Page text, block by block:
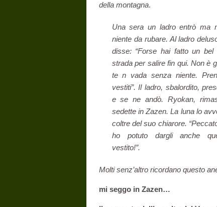
della montagna.
Una sera un ladro entrò ma
niente da rubare. Al ladro
disse: “Forse hai fatto un bel
strada per salire fin qui. Non è
te n vada senza niente.
vestiti”. Il ladro, sbalordito,
e se ne andò. Ryokan,
sedette in Zazen. La luna lo
coltre del suo chiarore.
ho potuto dargli anche
vestito!”.
Molti senz’altro ricordano questo
mi seggo in Zazen…